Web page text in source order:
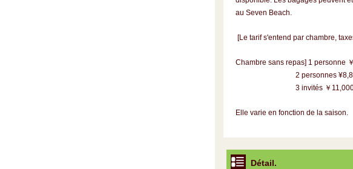
au Seven Beach.
[Le tarif s'entend par chambre,
Chambre sans repas] 1 personne
2 personnes
3 invités ￥
Elle varie en fonction de la saison.
Détail.